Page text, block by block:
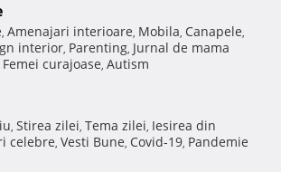
, Amenajari interioare, Mobila, Canapele,
interior, Parenting, Jurnal de mama
Femei curajoase, Autism
, Stirea zilei, Tema zilei, Iesirea din
celebre, Vesti Bune, Covid-19, Pandemie